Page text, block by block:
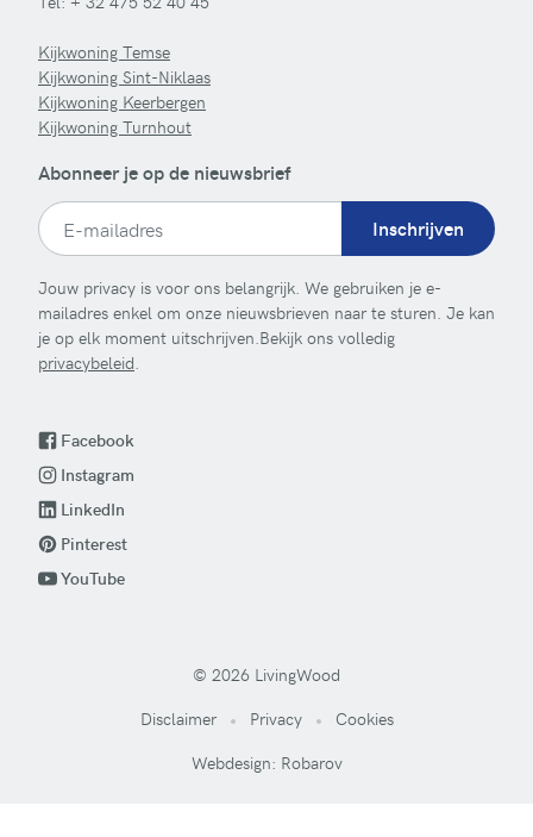
Kijkwoning Temse
Kijkwoning Sint-Niklaas
Kijkwoning Keerbergen
Kijkwoning Turnhout
Abonneer je op de nieuwsbrief
Inschrijven
Jouw privacy is voor ons belangrijk. We gebruiken je e-
mailadres enkel om onze nieuwsbrieven naar te sturen. Je kan
je op elk moment uitschrijven.Bekijk ons volledig
privacybeleid.
Facebook
Instagram
LinkedIn
Pinterest
YouTube
© 2026 LivingWood
Disclaimer
Privacy
Cookies
Webdesign: Robarov